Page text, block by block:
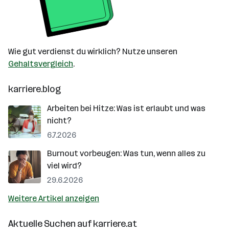
Wie gut verdienst du wirklich? Nutze unseren
Gehaltsvergleich.
karriere.blog
Arbeiten bei Hitze: Was ist erlaubt und was
nicht?
6.7.2026
Burnout vorbeugen: Was tun, wenn alles zu
viel wird?
29.6.2026
Weitere Artikel anzeigen
Aktuelle Suchen aufkarriere.at